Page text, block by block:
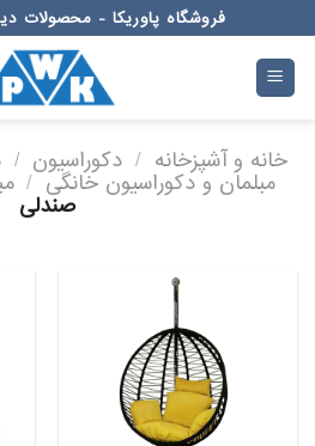
to
content
فروشگاه پاوریکا - محصولات
خانه و آشپزخانه / دکوراسیون /
مبلمان و دکوراسیون خانگی /
صندلی